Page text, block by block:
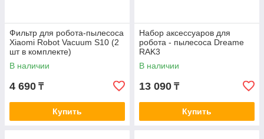
Фильтр для робота-пылесоса
Xiaomi Robot Vacuum S10 (2
шт в комплекте)
В наличии
4 690 ₸
Купить
Набор аксессуаров для
робота - пылесоса Dreame
RAK3
В наличии
13 090 ₸
Купить